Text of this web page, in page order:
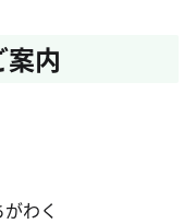
内
わく